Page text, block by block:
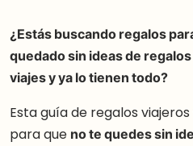
¿Estás buscando regalos
quedado sin ideas de
viajes y ya lo tienen todo?
Esta guía de regalos
para que no te quedes sin